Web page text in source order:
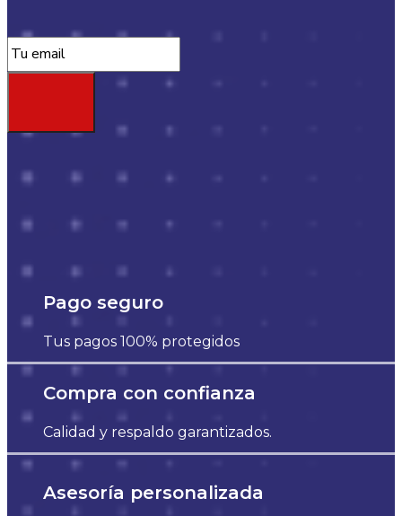
Pago seguro
Tus pagos 100% protegidos
Compra con confianza
Calidad y respaldo garantizados.
Asesoría personalizada